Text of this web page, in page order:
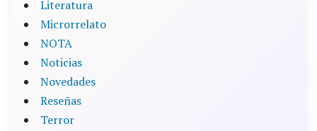
Literatura
Microrrelato
NOTA
Noticias
Novedades
Reseñas
Terror